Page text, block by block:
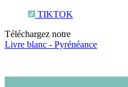
TIKTOK
Téléchargez notre
Livre blanc - Pyrénéance